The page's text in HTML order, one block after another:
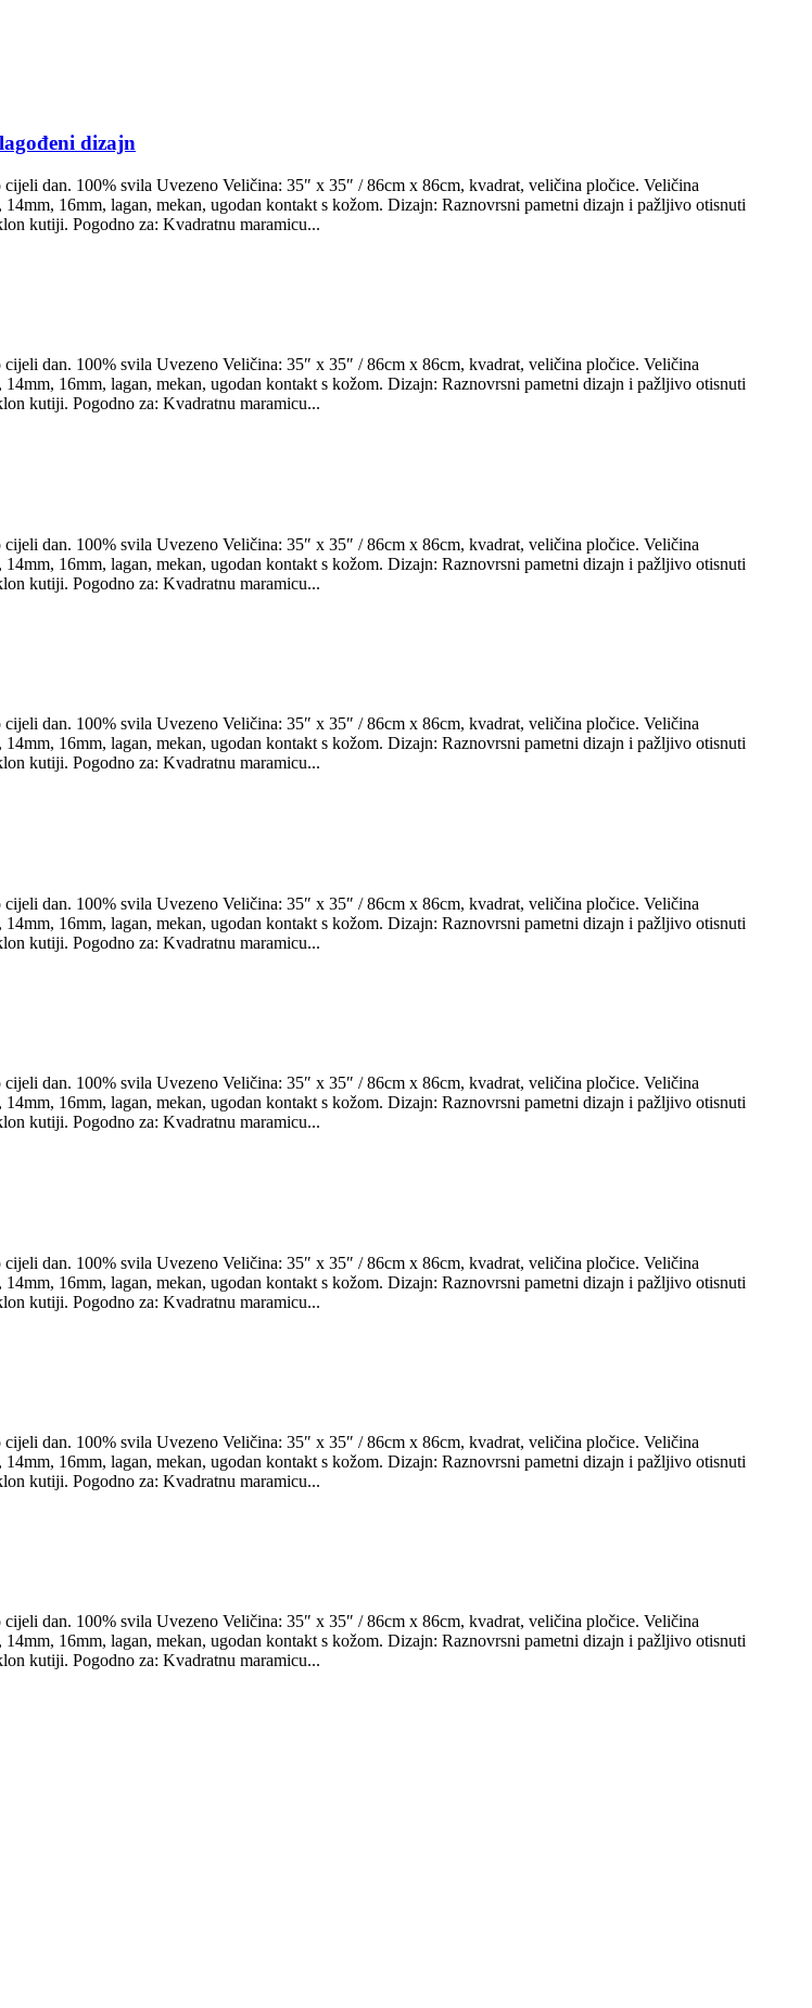
dizajn
dan. 100% svila Uvezeno Veličina: 35″ x 35″ / 86cm x 86cm, kvadrat, veličina pločice. Veličina
16mm, lagan, mekan, ugodan kontakt s kožom. Dizajn: Raznovrsni pametni dizajn i pažljivo otisnuti
kutiji. Pogodno za: Kvadratnu maramicu...
dan. 100% svila Uvezeno Veličina: 35″ x 35″ / 86cm x 86cm, kvadrat, veličina pločice. Veličina
16mm, lagan, mekan, ugodan kontakt s kožom. Dizajn: Raznovrsni pametni dizajn i pažljivo otisnuti
kutiji. Pogodno za: Kvadratnu maramicu...
dan. 100% svila Uvezeno Veličina: 35″ x 35″ / 86cm x 86cm, kvadrat, veličina pločice. Veličina
16mm, lagan, mekan, ugodan kontakt s kožom. Dizajn: Raznovrsni pametni dizajn i pažljivo otisnuti
kutiji. Pogodno za: Kvadratnu maramicu...
dan. 100% svila Uvezeno Veličina: 35″ x 35″ / 86cm x 86cm, kvadrat, veličina pločice. Veličina
16mm, lagan, mekan, ugodan kontakt s kožom. Dizajn: Raznovrsni pametni dizajn i pažljivo otisnuti
kutiji. Pogodno za: Kvadratnu maramicu...
dan. 100% svila Uvezeno Veličina: 35″ x 35″ / 86cm x 86cm, kvadrat, veličina pločice. Veličina
16mm, lagan, mekan, ugodan kontakt s kožom. Dizajn: Raznovrsni pametni dizajn i pažljivo otisnuti
kutiji. Pogodno za: Kvadratnu maramicu...
dan. 100% svila Uvezeno Veličina: 35″ x 35″ / 86cm x 86cm, kvadrat, veličina pločice. Veličina
16mm, lagan, mekan, ugodan kontakt s kožom. Dizajn: Raznovrsni pametni dizajn i pažljivo otisnuti
kutiji. Pogodno za: Kvadratnu maramicu...
dan. 100% svila Uvezeno Veličina: 35″ x 35″ / 86cm x 86cm, kvadrat, veličina pločice. Veličina
16mm, lagan, mekan, ugodan kontakt s kožom. Dizajn: Raznovrsni pametni dizajn i pažljivo otisnuti
kutiji. Pogodno za: Kvadratnu maramicu...
dan. 100% svila Uvezeno Veličina: 35″ x 35″ / 86cm x 86cm, kvadrat, veličina pločice. Veličina
16mm, lagan, mekan, ugodan kontakt s kožom. Dizajn: Raznovrsni pametni dizajn i pažljivo otisnuti
kutiji. Pogodno za: Kvadratnu maramicu...
dan. 100% svila Uvezeno Veličina: 35″ x 35″ / 86cm x 86cm, kvadrat, veličina pločice. Veličina
16mm, lagan, mekan, ugodan kontakt s kožom. Dizajn: Raznovrsni pametni dizajn i pažljivo otisnuti
kutiji. Pogodno za: Kvadratnu maramicu...